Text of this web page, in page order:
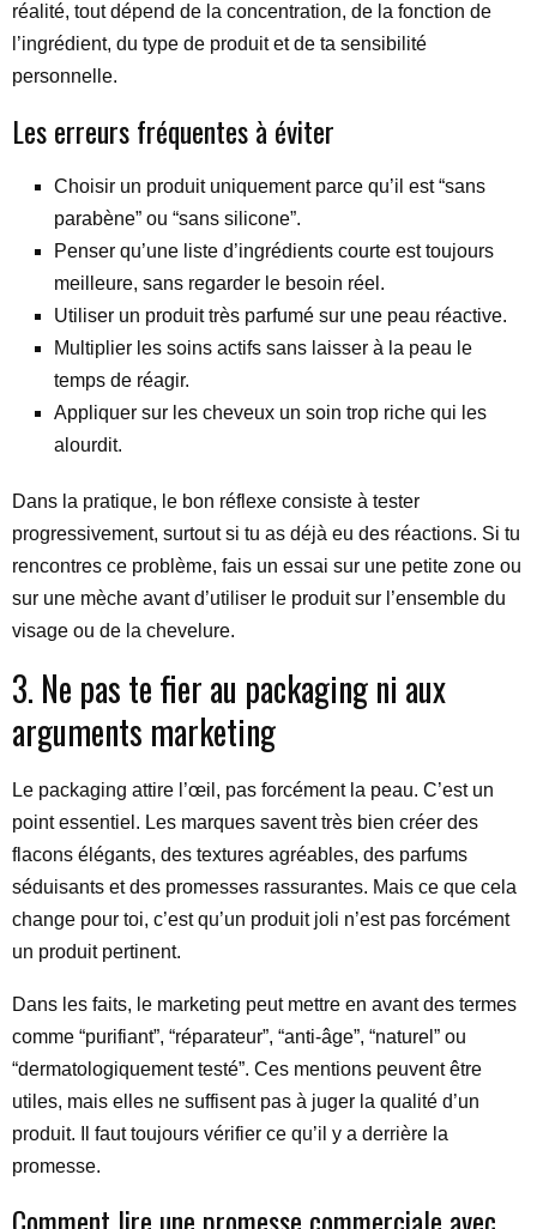
réalité, tout dépend de la concentration, de la fonction de
l’ingrédient, du type de produit et de ta sensibilité
personnelle.
Les erreurs fréquentes à éviter
Choisir un produit uniquement parce qu’il est “sans
parabène” ou “sans silicone”.
Penser qu’une liste d’ingrédients courte est toujours
meilleure, sans regarder le besoin réel.
Utiliser un produit très parfumé sur une peau réactive.
Multiplier les soins actifs sans laisser à la peau le
temps de réagir.
Appliquer sur les cheveux un soin trop riche qui les
alourdit.
Dans la pratique, le bon réflexe consiste à tester
progressivement, surtout si tu as déjà eu des réactions. Si tu
rencontres ce problème, fais un essai sur une petite zone ou
sur une mèche avant d’utiliser le produit sur l’ensemble du
visage ou de la chevelure.
3. Ne pas te fier au packaging ni aux
arguments marketing
Le packaging attire l’œil, pas forcément la peau. C’est un
point essentiel. Les marques savent très bien créer des
flacons élégants, des textures agréables, des parfums
séduisants et des promesses rassurantes. Mais ce que cela
change pour toi, c’est qu’un produit joli n’est pas forcément
un produit pertinent.
Dans les faits, le marketing peut mettre en avant des termes
comme “purifiant”, “réparateur”, “anti-âge”, “naturel” ou
“dermatologiquement testé”. Ces mentions peuvent être
utiles, mais elles ne suffisent pas à juger la qualité d’un
produit. Il faut toujours vérifier ce qu’il y a derrière la
promesse.